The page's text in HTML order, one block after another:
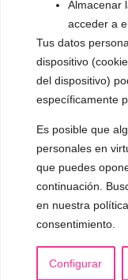
Almacenar
acceder a
Tus datos
dispositivo
del dispositivo)
específicamente
Es posible que
personales en
que puedes
continuación.
en nuestra
consentimiento.
Configurar
OTRAS
▪️ Caracterización
▪️ Voz virilizada
▪️ Modificación del
✅Pide tu CITA
WhatsApp :+34